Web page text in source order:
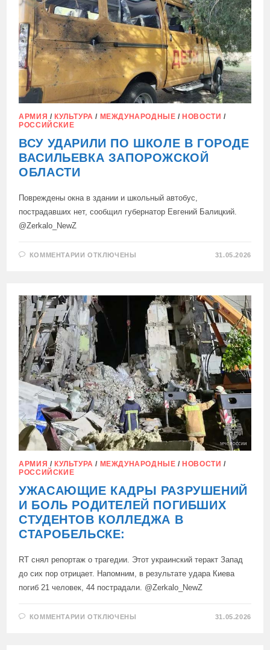
АРМИЯ /КУЛЬТУРА / МЕЖДУНАРОДНЫЕ /НОВОСТИ /
РОССИЙСКИЕ
ВСУ УДАРИЛИ ПО ШКОЛЕ В ГОРОДЕ
ВАСИЛЬЕВКА ЗАПОРОЖСКОЙ
ОБЛАСТИ
Повреждены окна в здании и школьный автобус,
пострадавших нет, сообщил губернатор Евгений Балицкий.
@Zerkalo_NewZ
КОММЕНТАРИИ К
ШКОЛЕ
В
ГОРОДЕ
ВАСИЛЬЕВКА
ЗАПОРОЖСКОЙ
ОБЛАСТИ
ОТКЛЮЧЕНЫ 31.05.2026
АРМИЯ / КУЛЬТУРА / МЕЖДУНАРОДНЫЕ / НОВОСТИ /
РОССИЙСКИЕ
УЖАСАЮЩИЕ КАДРЫ РАЗРУШЕНИЙ
И БОЛЬ РОДИТЕЛЕЙ ПОГИБШИХ
СТУДЕНТОВ КОЛЛЕДЖА В
СТАРОБЕЛЬСКЕ:
RT снял репортаж о трагедии. Этот украинский теракт Запад
до сих пор отрицает. Напомним, в результате удара Киева
погиб 21 человек, 44 пострадали. @Zerkalo_NewZ
КОММЕНТАРИИ К
ОТКЛЮЧЕНЫ 31.05.2026